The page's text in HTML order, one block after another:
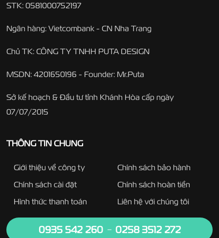
STK: 0581000752197
Ngân hàng: Vietcombank - CN Nha Trang
Chủ TK: CÔNG TY TNHH PUTA DESIGN
MSDN: 4201650196 - Founder: Mr.Puta
Sở kế hoạch & Đầu tư tỉnh Khánh Hòa cấp ngày
07/07/2015
THÔNG TIN CHUNG
Giới thiệu về công ty
Chính sách bảo hành
Chính sách cài đặt
Chính sách hoàn tiền
Hình thức thanh toán
Liên hệ với chúng tôi
0935 542 260 0258 3512 272